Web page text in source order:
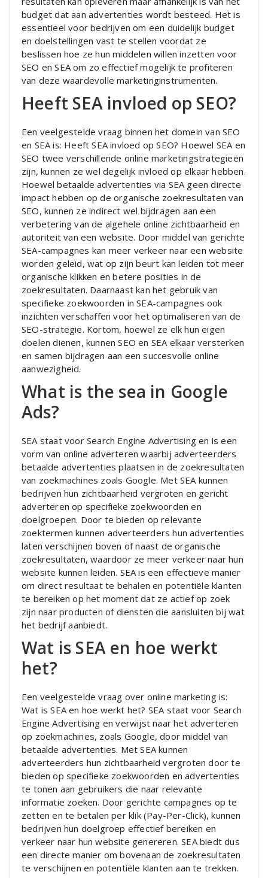
budget dat aan advertenties wordt besteed. Het is
essentieel voor bedrijven om een duidelijk budget
en doelstellingen vast te stellen voordat ze
beslissen hoe ze hun middelen willen inzetten voor
SEO en SEA om zo effectief mogelijk te profiteren
van deze waardevolle marketinginstrumenten.
Heeft SEA invloed op SEO?
Een veelgestelde vraag binnen het domein van SEO
en SEA is: Heeft SEA invloed op SEO? Hoewel SEA en
SEO twee verschillende online marketingstrategieën
zijn, kunnen ze wel degelijk invloed op elkaar hebben.
Hoewel betaalde advertenties via SEA geen directe
impact hebben op de organische zoekresultaten van
SEO, kunnen ze indirect wel bijdragen aan een
verbetering van de algehele online zichtbaarheid en
autoriteit van een website. Door middel van gerichte
SEA-campagnes kan meer verkeer naar een website
worden geleid, wat op zijn beurt kan leiden tot meer
organische klikken en betere posities in de
zoekresultaten. Daarnaast kan het gebruik van
specifieke zoekwoorden in SEA-campagnes ook
inzichten verschaffen voor het optimaliseren van de
SEO-strategie. Kortom, hoewel ze elk hun eigen
doelen dienen, kunnen SEO en SEA elkaar versterken
en samen bijdragen aan een succesvolle online
aanwezigheid.
What is the sea in Google
Ads?
SEA staat voor Search Engine Advertising en is een
vorm van online adverteren waarbij adverteerders
betaalde advertenties plaatsen in de zoekresultaten
van zoekmachines zoals Google. Met SEA kunnen
bedrijven hun zichtbaarheid vergroten en gericht
adverteren op specifieke zoekwoorden en
doelgroepen. Door te bieden op relevante
zoektermen kunnen adverteerders hun advertenties
laten verschijnen boven of naast de organische
zoekresultaten, waardoor ze meer verkeer naar hun
website kunnen leiden. SEA is een effectieve manier
om direct resultaat te behalen en potentiële klanten
te bereiken op het moment dat ze actief op zoek
zijn naar producten of diensten die aansluiten bij wat
het bedrijf aanbiedt.
Wat is SEA en hoe werkt
het?
Een veelgestelde vraag over online marketing is:
Wat is SEA en hoe werkt het? SEA staat voor Search
Engine Advertising en verwijst naar het adverteren
op zoekmachines, zoals Google, door middel van
betaalde advertenties. Met SEA kunnen
adverteerders hun zichtbaarheid vergroten door te
bieden op specifieke zoekwoorden en advertenties
te tonen aan gebruikers die naar relevante
informatie zoeken. Door gerichte campagnes op te
zetten en te betalen per klik (Pay-Per-Click), kunnen
bedrijven hun doelgroep effectief bereiken en
verkeer naar hun website genereren. SEA biedt dus
een directe manier om bovenaan de zoekresultaten
te verschijnen en potentiële klanten aan te trekken.